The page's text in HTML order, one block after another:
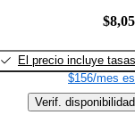
El precio incluye tasas
$156/mes
Verif. disponibilidad